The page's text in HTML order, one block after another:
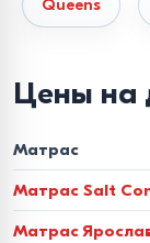
клеевых
Главная
жесткость
разгружал
Queens
Цены на
Матрас
Матрас Salt
Матрас